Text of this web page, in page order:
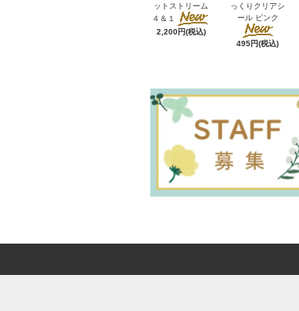
ットストリーム
４＆１
2,200円(税込)
っくりクリアシ
ール ピンク
495円(税込)